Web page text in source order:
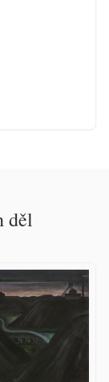
děl